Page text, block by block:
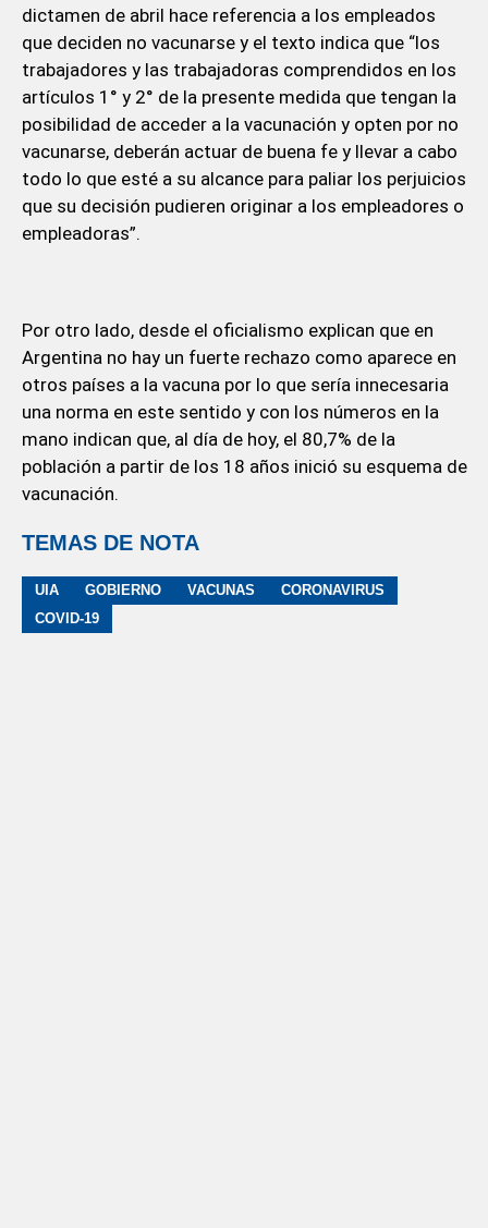
dictamen de abril hace referencia a los empleados
que deciden no vacunarse y el texto indica que “los
trabajadores y las trabajadoras comprendidos en los
artículos 1° y 2° de la presente medida que tengan la
posibilidad de acceder a la vacunación y opten por no
vacunarse, deberán actuar de buena fe y llevar a cabo
todo lo que esté a su alcance para paliar los perjuicios
que su decisión pudieren originar a los empleadores o
empleadoras”.
Por otro lado, desde el oficialismo explican que en
Argentina no hay un fuerte rechazo como aparece en
otros países a la vacuna por lo que sería innecesaria
una norma en este sentido y con los números en la
mano indican que, al día de hoy, el 80,7% de la
población a partir de los 18 años inició su esquema de
vacunación.
TEMAS DE NOTA
UIA GOBIERNO VACUNAS
CORONAVIRUS
COVID-19